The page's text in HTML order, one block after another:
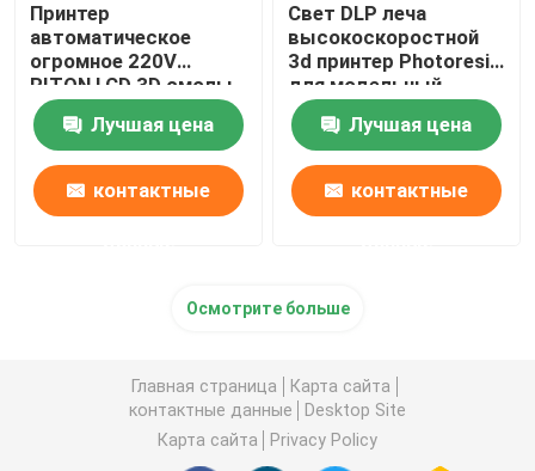
Принтер
автоматическое
огромное 220V
RITON LCD 3D смолы
ISO 13485
промышленный
Лучшая цена
контактные
Свет DLP леча
высокоскоростной
3d принтер Photoresin
для модельный
делать
Лучшая цена
контактные
Осмотрите больше
Главная страница
Карта сайта
контактные данные
Desktop Site
Карта сайта
Privacy Policy